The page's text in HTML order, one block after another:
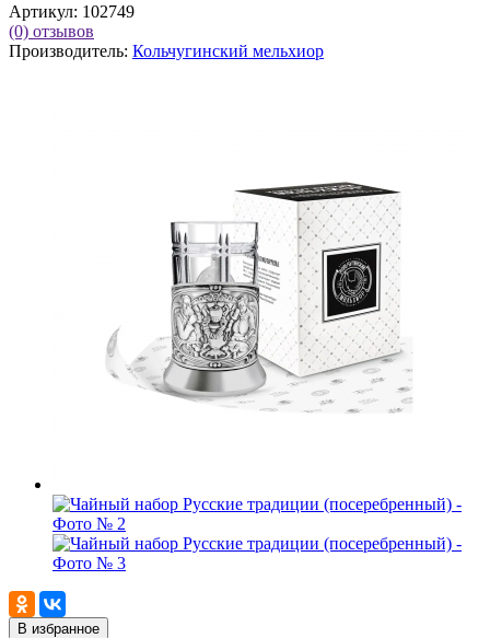
Артикул: 102749
(0) отзывов
Производитель: Кольчугинский мельхиор
В избранное